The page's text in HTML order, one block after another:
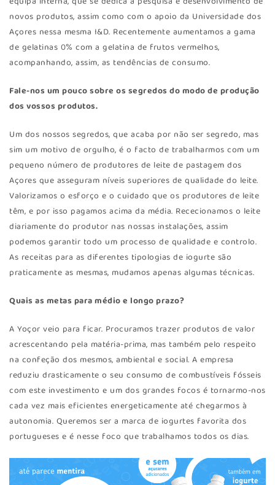
novos produtos, assim como com o apoio da Universidade dos
Açores nessa mesma I&D. Recentemente aumentamos a gama
de gelatinas 0% com a gelatina de frutos vermelhos,
acompanhando, assim, as tendências de consumo.
Fale-nos um pouco sobre os segredos do modo de produção
dos vossos produtos.
Um dos nossos segredos, que acaba por não ser segredo, mas
sim um motivo de orgulho, é o facto de trabalharmos com um
pequeno número de produtores de leite de pastagem dos
Açores que asseguram níveis superiores de qualidade do leite.
Valorizamos o esforço e o cuidado que os produtores de leite
têm, e por isso pagamos acima da média. Rececionamos o leite
diariamente do produtor nas nossas instalações, assim
podemos garantir todo um processo de qualidade e controlo.
As receitas para as diferentes tipologias de iogurte são
praticamente as mesmas, mudamos apenas algumas técnicas.
Quais as metas para médio e longo prazo?
A Yoçor veio para ficar. Procuramos trazer produtos de valor
acrescentando pela matéria-prima, mas também pelo respeito
na confeção dos mesmos, ambiental e social. A empresa
reduziu drasticamente o seu consumo de combustíveis fósseis
com este investimento e um dos grandes focos é tornarmo-nos
cada vez mais eficientes energeticamente até chegarmos à
autonomia. Queremos ser a marca de iogurtes favorita dos
portugueses e é nesse foco que trabalhamos todos os dias.